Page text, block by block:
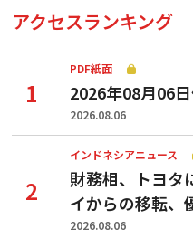
アクセスランキング
PDF紙面
2026年08月06
2026.08.06
インドネシアニュース
財務相、トヨ
イからの移転、
2026.08.06